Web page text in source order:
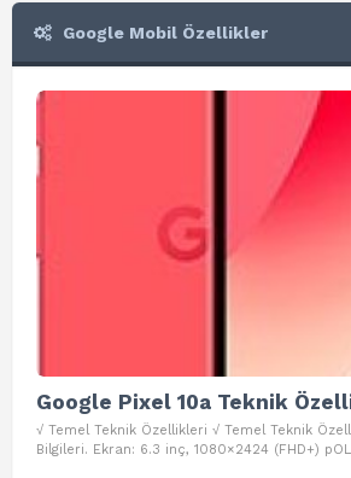
Google Mobil Özellikler
Google Pixel 10a Teknik
√ Temel Teknik Özellikleri √ Temel Teknik
Bilgileri. Ekran: 6.3 inç, 1080×2424 (FHD+)